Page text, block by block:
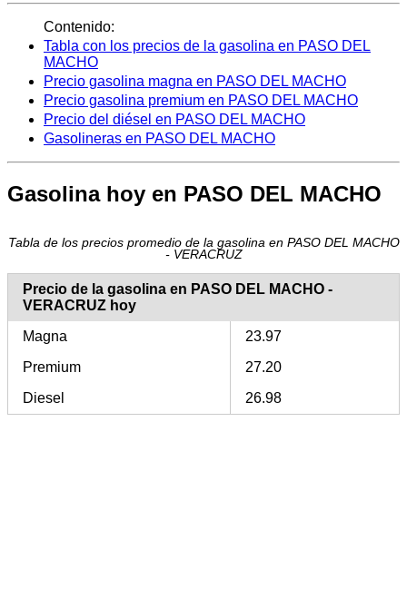
Contenido:
Tabla con los precios de la gasolina en PASO DEL
MACHO
Precio gasolina magna en PASO DEL MACHO
Precio gasolina premium en PASO DEL MACHO
Precio del diésel en PASO DEL MACHO
Gasolineras en PASO DEL MACHO
Gasolina hoy en PASO DEL MACHO
Tabla de los precios promedio de la gasolina en PASO DEL MACHO
- VERACRUZ
Precio de la gasolina en PASO DEL MACHO -
VERACRUZ hoy
Magna
23.97
Premium
27.20
Diesel
26.98